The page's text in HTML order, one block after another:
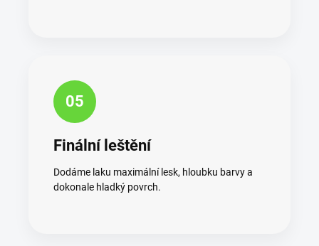
05
Finální leštění
Dodáme laku maximální lesk, hloubku barvy a
dokonale hladký povrch.